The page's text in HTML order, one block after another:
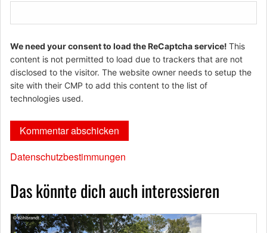
We need your consent to load the ReCaptcha service! This
content is not permitted to load due to trackers that are not
disclosed to the visitor. The website owner needs to setup the
site with their CMP to add this content to the list of
technologies used.
Datenschutzbestimmungen
Das könnte dich auch interessieren